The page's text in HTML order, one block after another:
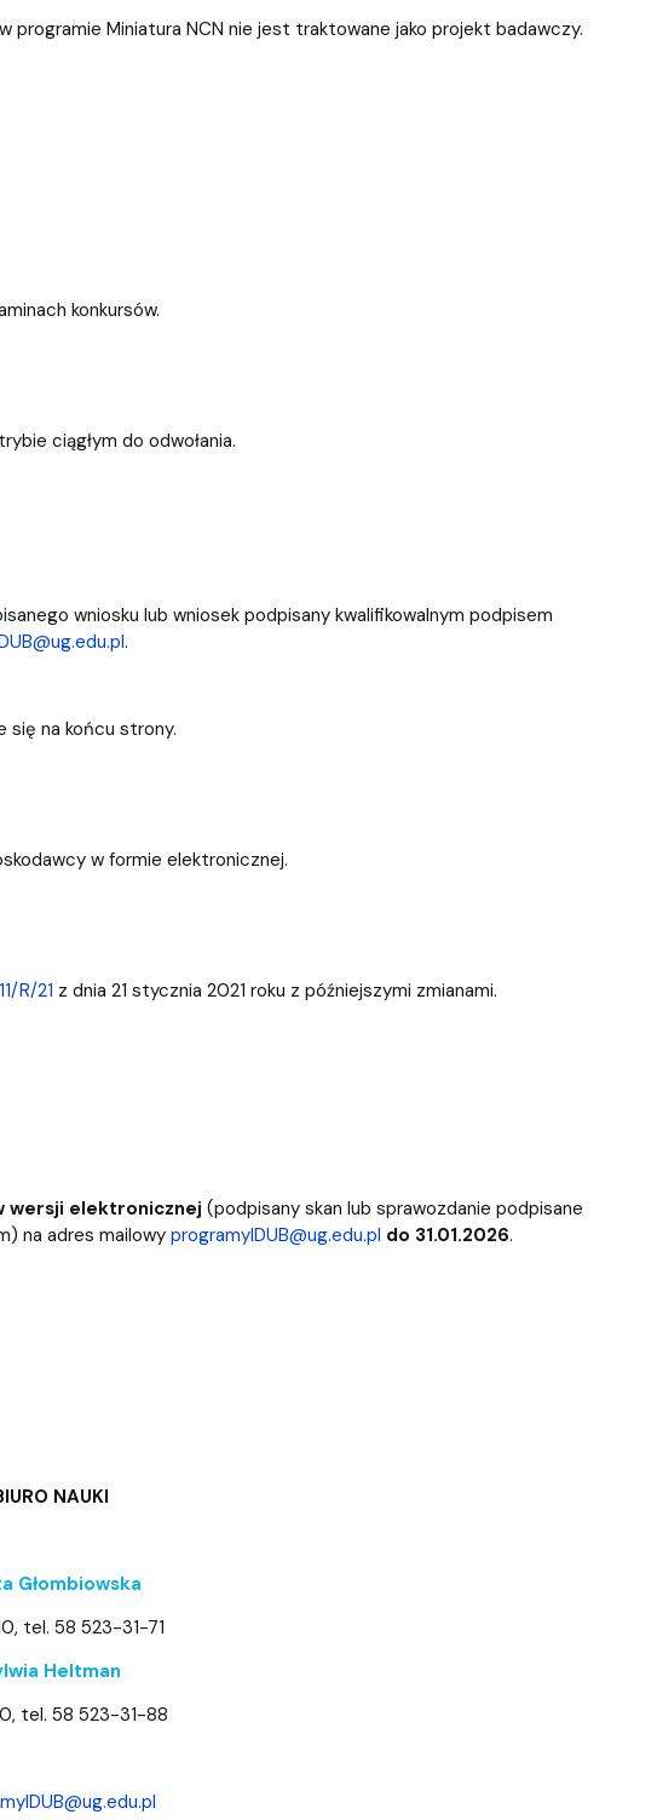
programie Miniatura NCN nie jest traktowane jako projekt badawczy.
konkursów.
ciągłym do odwołania.
wniosku lub wniosek podpisany kwalifikowalnym podpisem
.
się na końcu strony.
w formie elektronicznej.
R/21 z dnia 21 stycznia 2021 roku z późniejszymi zmianami.
wersji elektronicznej (podpisany skan lub sprawozdanie podpisane
) na adres mailowy programyIDUB@ug.edu.pl do 31.01.2026.
NAUKI
Głombiowska
tel. 58 523-31-71
Heltman
tel. 58 523-31-88